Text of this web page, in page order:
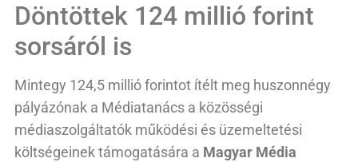
Döntöttek 124 millió forint
sorsáról is
Mintegy 124,5 millió forintot ítélt meg huszonnégy
pályázónak a Médiatanács a közösségi
médiaszolgáltatók működési és üzemeltetési
költségeinek támogatására a Magyar Média